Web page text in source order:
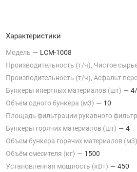
Характеристики
Модель — LCM-1008
Производительность (т/ч), Чистое
Производительность (т/ч), Асфальт
Бункеры инертных материалов (шт) —
Объем одного бункера (м3) — 10
Площадь фильтрации рукавного
Бункеры горячих материалов (шт) — 4
Объем бункера горячих материалов (м3)
Объём смесителя (кг) — 1500
Установленная мощность (кВт) — 450